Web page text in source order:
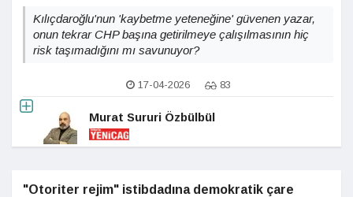
Kılıçdaroğlu'nun 'kaybetme yeteneğine' güvenen yazar,
onun tekrar CHP başına getirilmeye çalışılmasının hiç
risk taşımadığını mı savunuyor?
17-04-2026 83
Murat Sururi Özbülbül
"Otoriter rejim" istibdadına demokratik çare